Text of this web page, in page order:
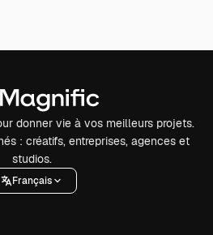
donner vie à vos meilleurs projets.
: créatifs, entreprises, agences et
studios.
Français